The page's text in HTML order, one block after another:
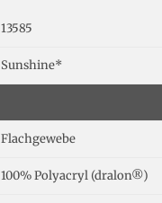
13585
Sunshine*
Flachgewebe
100% Polyacryl (dralon®)